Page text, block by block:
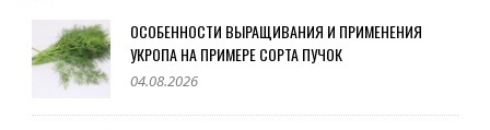
ОСОБЕННОСТИ ВЫРАЩИВАНИЯ И ПРИМЕНЕНИЯ
УКРОПА НА ПРИМЕРЕ СОРТА ПУЧОК
04.08.2026